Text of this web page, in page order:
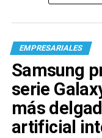
EMPRESARIALES
Samsung
serie
más
artificial